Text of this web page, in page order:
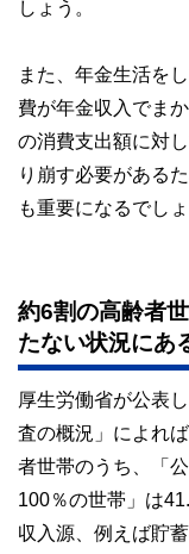
しょう。
また、年金生活を
費が年金収入でま
の消費支出額に対
り崩す必要がある
も重要になるでしょ
約6割の高齢者
たない状況にあ
厚生労働省が公表
査の概況」によれ
者世帯のうち、「
100％の世帯」は
収入源、例えば貯